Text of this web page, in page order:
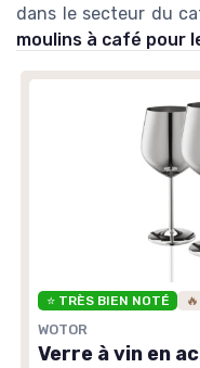
dans le secteur du
moulins à café pour
⭐ TRÈS BIEN NOTÉ
WOTOR
Verre à vin en